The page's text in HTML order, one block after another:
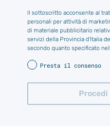
Il sottoscritto acconsente al
personali per attività di
di materiale pubblicitario
servizi della Provincia d'Italia
secondo quanto specificato
Presta il consenso